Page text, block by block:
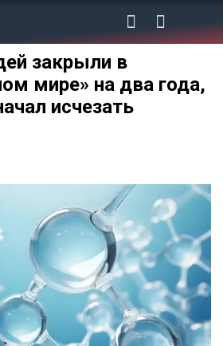
закрыли в
мире» на два года,
исчезать